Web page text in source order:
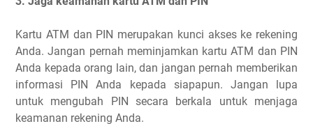
Kartu ATM dan PIN merupakan kunci akses ke rekening
Anda. Jangan pernah meminjamkan kartu ATM dan PIN
Anda kepada orang lain, dan jangan pernah memberikan
informasi PIN Anda kepada siapapun. Jangan lupa
untuk mengubah PIN secara berkala untuk menjaga
keamanan rekening Anda.